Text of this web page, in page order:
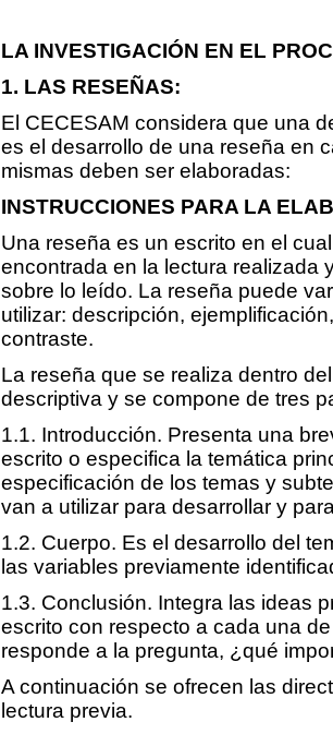
LA INVESTIGACIÓN EN EL
1. LAS RESEÑAS:
El CECESAM considera que una
es el desarrollo de una reseña en
mismas deben ser elaboradas:
INSTRUCCIONES PARA LA
Una reseña es un escrito en el
encontrada en la lectura realizada
sobre lo leído. La reseña puede
utilizar: descripción,
contraste.
La reseña que se realiza dentro
descriptiva y se compone de tres
1.1. Introducción. Presenta una
escrito o especifica la temática
especificación de los temas y
van a utilizar para desarrollar y
1.2. Cuerpo. Es el desarrollo del
las varia­bles previamente
1.3. Conclusión. Integra las ideas
escrito con respecto a cada una
responde a la pregun­ta, ¿qué
A continuación se ofrecen las
lectura previa.